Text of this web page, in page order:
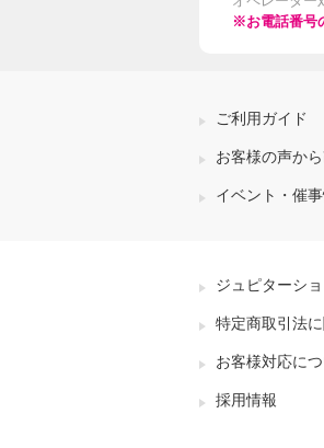
※お電話番号
ご利用ガイド
お客様の声か
イベント・催
ジュピターシ
特定商取引法
お客様対応に
採用情報